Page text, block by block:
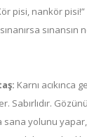
pisi, nankör
sınansın
Karnı acıkınca
Sabırlıdır.
sana yolunu yapar,